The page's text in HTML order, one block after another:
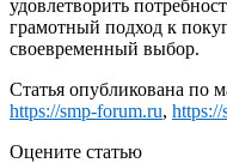
удовлетворить
грамотный подход к
своевременный выбор.
Статья опубликована по
https://smp-forum.ru, https://
Оцените статью